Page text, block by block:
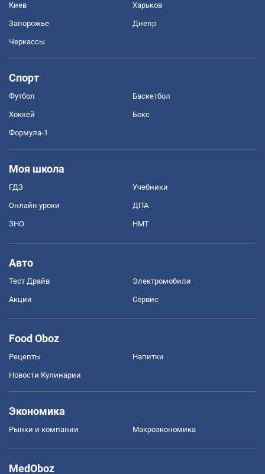
Киев Харьков
Запорожье Днепр
Черкассы
Спорт
Футбол Баскетбол
Хоккей Бокс
Формула-1
Моя школа
ГДЗ Учебники
Онлайн уроки ДПА
ЗНО НМТ
Авто
Тест Драйв Электромобили
Акции Сервис
Food Oboz
Рецепты Напитки
Новости Кулинарии
Экономика
Рынки и компании Mакроэкономика
MedOboz